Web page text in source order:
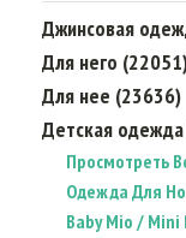
Джинсовая
Для него
Для нее (23636)
Детская
Просмотреть
Одежда Для
Baby Mio / Mini